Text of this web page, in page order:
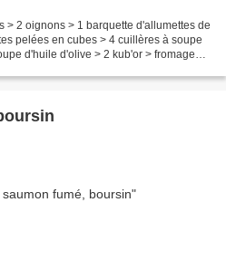
> 2 oignons > 1 barquette d'allumettes de
pelées en cubes > 4 cuillères à soupe
d'huile d'olive > 2 kub'or > fromage